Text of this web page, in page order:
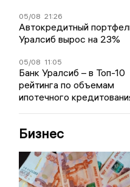
05/08 21:26
Автокредитный
Уралсиб вырос на 23%
05/08 11:05
Банк Уралсиб – в Топ-10
рейтинга по объемам
ипотечного
Бизнес